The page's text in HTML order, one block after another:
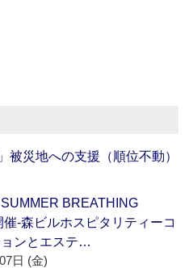
被災地への支援（順位不動）
SUMMER BREATHING
‐森ビルホスピタリティーコ
ンとエステ…
日 (金)